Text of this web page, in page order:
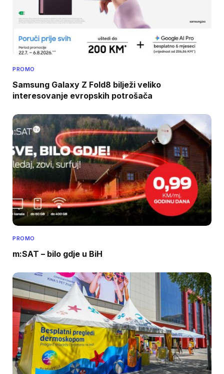
PROMO
Samsung Galaxy Z Fold8 bilježi veliko
interesovanje evropskih potrošača
PROMO
m:SAT – bilo gdje u BiH